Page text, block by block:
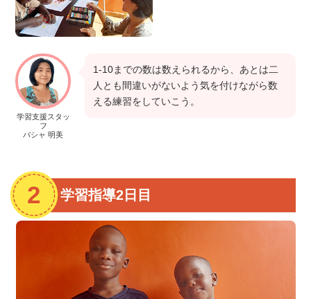
学習支援スタッ
フ
バシャ 明美
1-10までの数は数えられるから、あとは二
人とも間違いがないよう気を付けながら数
える練習をしていこう。
学習指導2日目